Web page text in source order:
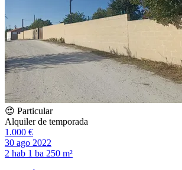
😍 Particular
Alquiler de temporada
1.000 €
30 ago 2022
2 hab 1 ba 250 m²